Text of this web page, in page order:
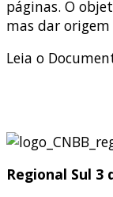
páginas. O
mas dar origem
Leia o
Regional Sul 3